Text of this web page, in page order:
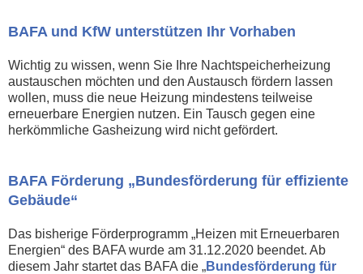
BAFA und KfW unterstützen Ihr Vorhaben
Wichtig zu wissen, wenn Sie Ihre Nachtspeicherheizung
austauschen möchten und den Austausch fördern lassen
wollen, muss die neue Heizung mindestens teilweise
erneuerbare Energien nutzen. Ein Tausch gegen eine
herkömmliche Gasheizung wird nicht gefördert.
BAFA Förderung „Bundesförderung für effiziente
Gebäude“
Das bisherige Förderprogramm „Heizen mit Erneuerbaren
Energien“ des BAFA wurde am 31.12.2020 beendet. Ab
diesem Jahr startet das BAFA die „Bundesförderung für